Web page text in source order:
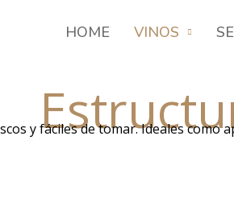
HOME VINOS
y fáciles de tomar. Ideales